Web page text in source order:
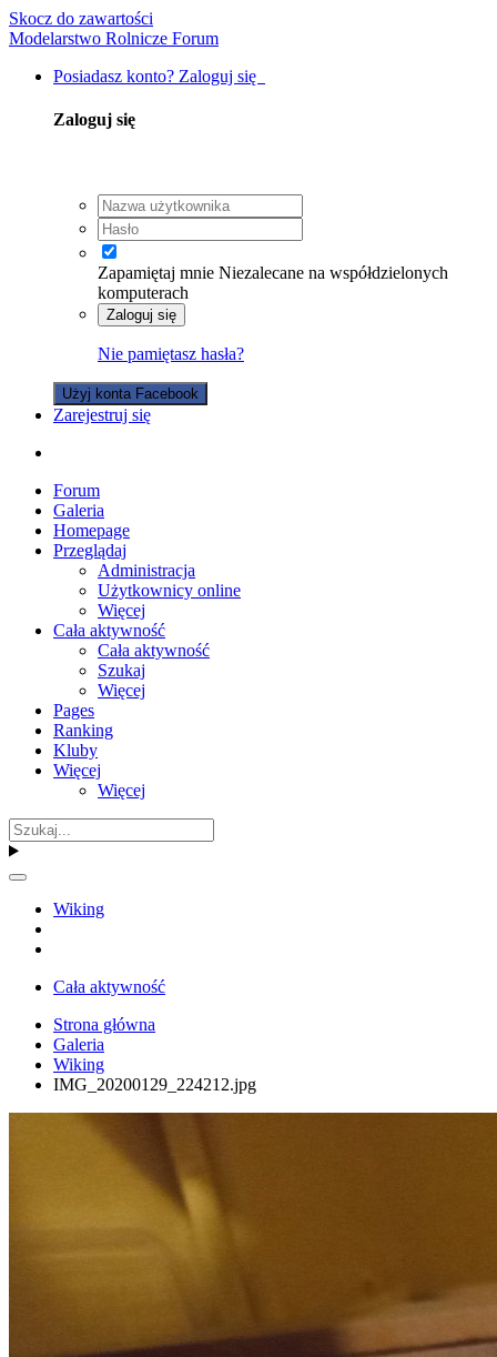
Skocz do zawartości
Modelarstwo Rolnicze Forum
Posiadasz konto? Zaloguj się
Zaloguj się
Zapamiętaj mnie Niezalecane na współdzielonych
komputerach
Zaloguj się
Nie pamiętasz hasła?
Użyj konta Facebook
Zarejestruj się
Forum
Galeria
Homepage
Przeglądaj
Administracja
Użytkownicy online
Więcej
Cała aktywność
Cała aktywność
Szukaj
Więcej
Pages
Ranking
Kluby
Więcej
Więcej
Wiking
Cała aktywność
Strona główna
Galeria
Wiking
IMG_20200129_224212.jpg